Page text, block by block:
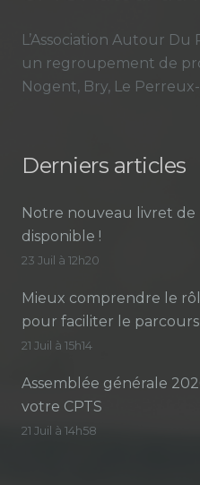
L’Association Autour Du
un regroupement de
Nogent, Bry, Le
Derniers articles
Notre nouveau livret de
disponible !
23 Juil à 12h20
Mieux comprendre le
pour faciliter le parcours
21 Juil à 15h14
Assemblée générale
votre CPTS
21 Juil à 14h58